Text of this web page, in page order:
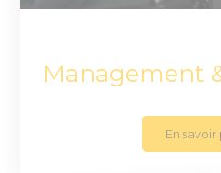
Management
En savoir